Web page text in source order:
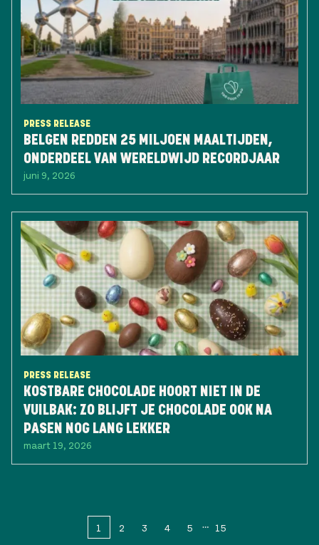
PRESS RELEASE
BELGEN REDDEN 25 MILJOEN MAALTIJDEN,
ONDERDEEL VAN WERELDWIJD RECORDJAAR
juni 9, 2026
PRESS RELEASE
KOSTBARE CHOCOLADE HOORT NIET IN DE
VUILBAK: ZO BLIJFT JE CHOCOLADE OOK NA
PASEN NOG LANG LEKKER
maart 19, 2026
1 2 3 4 5 15